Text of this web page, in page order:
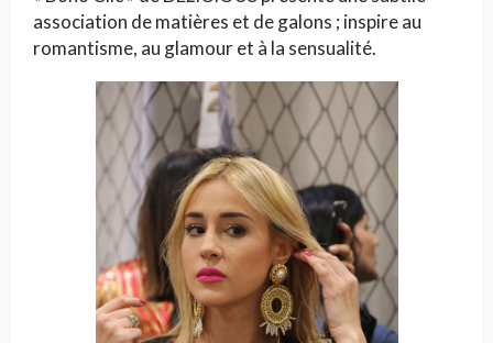
association de matières et de galons ; inspire au
romantisme, au glamour et à la sensualité.